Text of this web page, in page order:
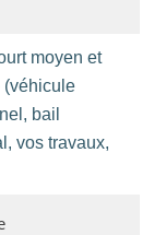
moyen et
(véhicule
bail
vos travaux,